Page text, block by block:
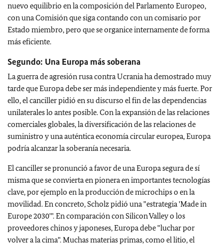
nuevo equilibrio en la composición del Parlamento Europeo,
con una Comisión que siga contando con un comisario por
Estado miembro, pero que se organice internamente de forma
más eficiente.
Segundo: Una Europa más soberana
La guerra de agresión rusa contra Ucrania ha demostrado muy
tarde que Europa debe ser más independiente y más fuerte. Por
ello, el canciller pidió en su discurso el fin de las dependencias
unilaterales lo antes posible. Con la expansión de las relaciones
comerciales globales, la diversificación de las relaciones de
suministro y una auténtica economía circular europea, Europa
podría alcanzar la soberanía necesaria.
El canciller se pronunció a favor de una Europa segura de sí
misma que se convierta en pionera en importantes tecnologías
clave, por ejemplo en la producción de microchips o en la
movilidad. En concreto, Scholz pidió una "estrategia 'Made in
Europe 2030'". En comparación con Silicon Valley o los
proveedores chinos y japoneses, Europa debe "luchar por
volver a la cima". Muchas materias primas, como el litio, el